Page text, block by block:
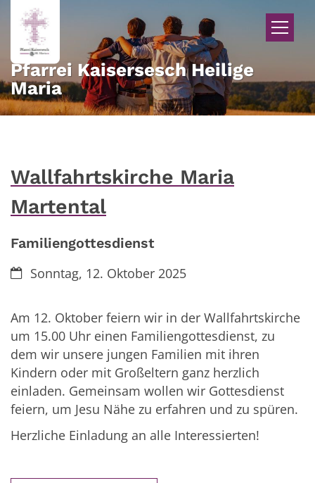
Zum Inhalt springen
Pfarrei Kaisersesch Heilige
Maria
Wallfahrtskirche Maria
Martental
Familiengottesdienst
Datum:Sonntag, 12. Oktober 2025
Am 12. Oktober feiern wir in der Wallfahrtskirche
um 15.00 Uhr einen Familiengottesdienst, zu
dem wir unsere jungen Familien mit ihren
Kindern oder mit Großeltern ganz herzlich
einladen. Gemeinsam wollen wir Gottesdienst
feiern, um Jesu Nähe zu erfahren und zu spüren.
Herzliche Einladung an alle Interessierten!